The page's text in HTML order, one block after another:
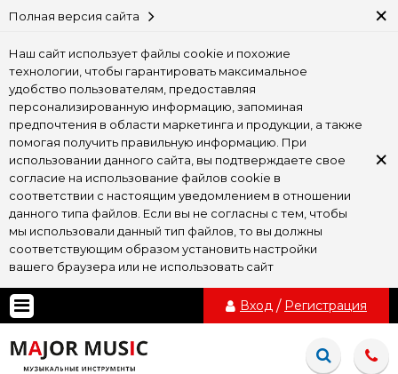
Полная версия сайта ×
Наш сайт использует файлы cookie и похожие
технологии, чтобы гарантировать максимальное
удобство пользователям, предоставляя
персонализированную информацию, запоминая
предпочтения в области маркетинга и продукции, а также
помогая получить правильную информацию. При
использовании данного сайта, вы подтверждаете свое
согласие на использование файлов cookie в
соответствии с настоящим уведомлением в отношении
данного типа файлов. Если вы не согласны с тем, чтобы
мы использовали данный тип файлов, то вы должны
соответствующим образом установить настройки
вашего браузера или не использовать сайт
×
Вход / Регистрация